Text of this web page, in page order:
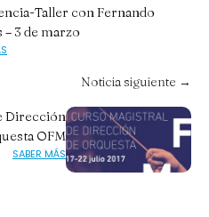
Taller con Fernando
– 3 de marzo
Noticia siguiente →
Dirección
OFM
SABER MÁS